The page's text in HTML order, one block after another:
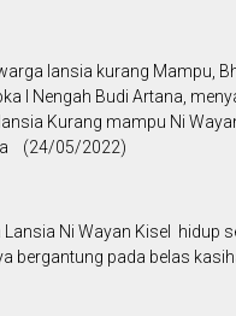
lansia kurang Mampu,
I Nengah Budi Artana,
Kurang mampu Ni
(24/05/2022)
Ni Wayan Kisel hidup
bergantung pada belas